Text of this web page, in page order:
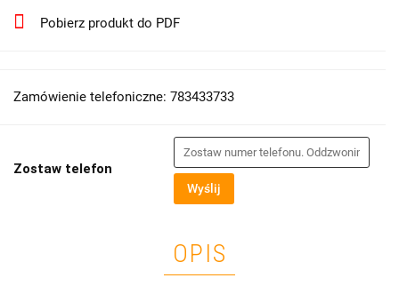
Pobierz produkt do PDF
Zamówienie telefoniczne: 783433733
Zostaw telefon
Wyślij
OPIS